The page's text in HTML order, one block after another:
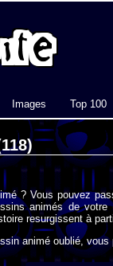
Images Top 100
? Vous pouvez
animés de votre
resurgissent à
animé oublié,